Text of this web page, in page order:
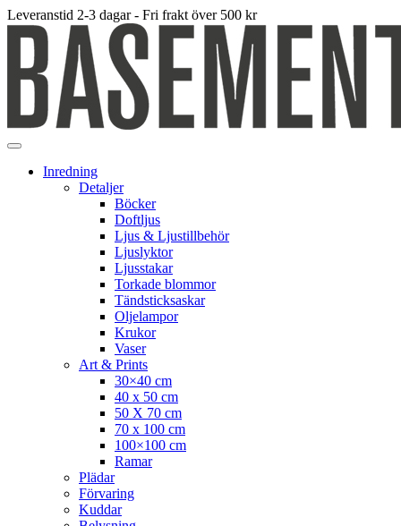
Leveranstid 2-3 dagar - Fri frakt över 500 kr
Inredning
Detaljer
Böcker
Doftljus
Ljus & Ljustillbehör
Ljuslyktor
Ljusstakar
Torkade blommor
Tändsticksaskar
Oljelampor
Krukor
Vaser
Art & Prints
30×40 cm
40 x 50 cm
50 X 70 cm
70 x 100 cm
100×100 cm
Ramar
Plädar
Förvaring
Kuddar